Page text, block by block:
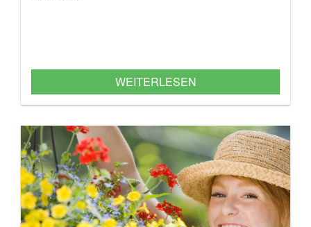
WEITERLESEN